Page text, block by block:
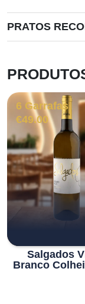
PRATOS
6 Garrafas
€49.00
Salgados
Branco